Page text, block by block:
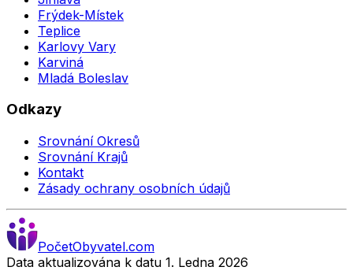
Frýdek-Místek
Teplice
Karlovy Vary
Karviná
Mladá Boleslav
Odkazy
Srovnání Okresů
Srovnání Krajů
Kontakt
Zásady ochrany osobních údajů
PočetObyvatel.com
Data aktualizována k datu 1. Ledna 2026